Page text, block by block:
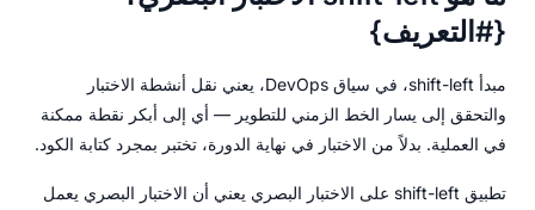
{#التعريف}
مبدأ shift-left، في سياق DevOps، يعني نقل أنشطة الاختبار
والتحقق إلى يسار الخط الزمني للتطوير — أي إلى أبكر نقطة ممكنة
في العملية. بدلاً من الاختبار في نهاية الدورة، تختبر بمجرد كتابة الكود.
تطبيق shift-left على الاختبار البصري يعني أن الاختبار البصري يعمل